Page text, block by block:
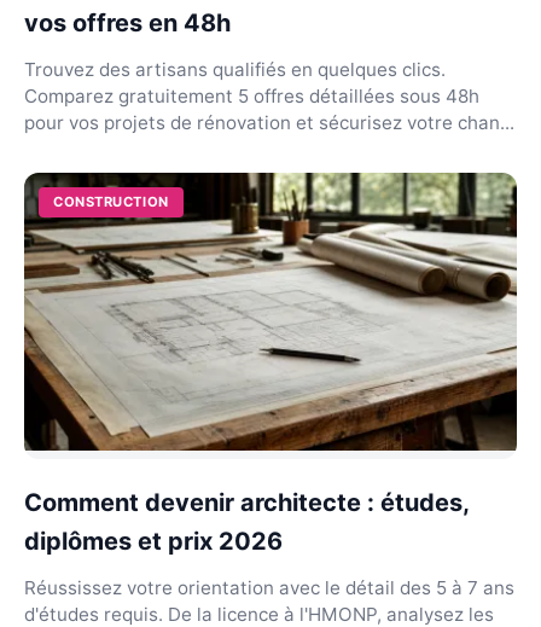
vos offres en 48h
Trouvez des artisans qualifiés en quelques clics.
Comparez gratuitement 5 offres détaillées sous 48h
pour vos projets de rénovation et sécurisez votre chan...
CONSTRUCTION
Comment devenir architecte : études,
diplômes et prix 2026
Réussissez votre orientation avec le détail des 5 à 7 ans
d'études requis. De la licence à l'HMONP, analysez les